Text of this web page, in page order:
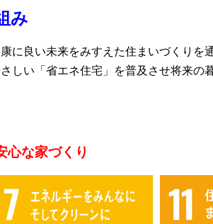
み
に良い未来をみすえた住まいづくりを
しい「省エネ住宅」を普及させ将来の
な家づくり